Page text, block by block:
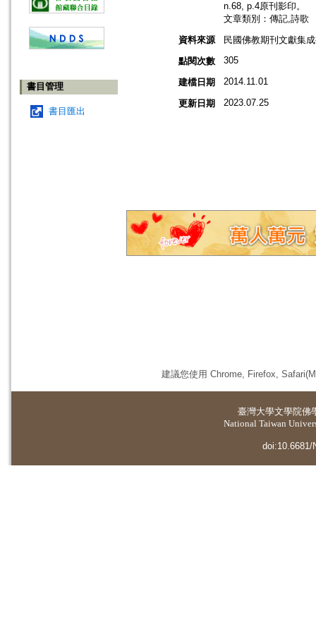
書目管理
書目匯出
n.68, p.4原刊影印。
文章類別：傳記,詩歌
資料來源
民國佛教期刊文獻集
點閱次數
305
建檔日期 2014.11.01
更新日期 2023.07.25
建議您使用 Chrome, Firefox,
臺灣大學文學院佛
National Taiwan
doi:10.6681/